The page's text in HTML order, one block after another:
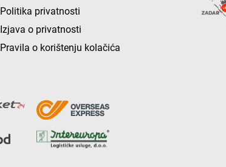
Politika privatnosti
Izjava o privatnosti
Pravila o korištenju kolačića